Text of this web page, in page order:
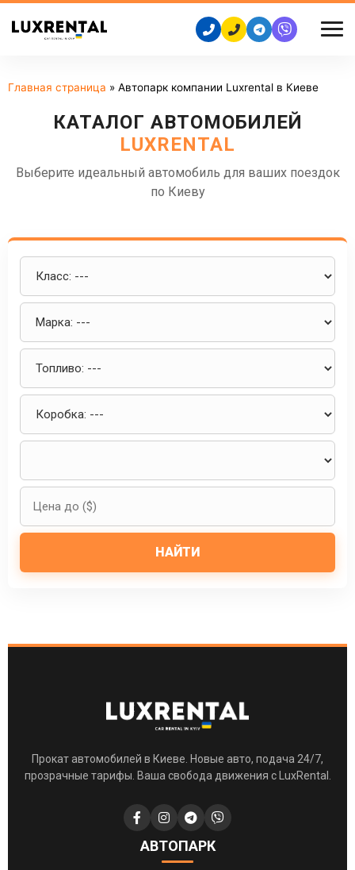
Главная страница » Автопарк компании Luxrental в Киеве
КАТАЛОГ АВТОМОБИЛЕЙ
LUXRENTAL
Выберите идеальный автомобиль для ваших поездок
по Киеву
НАЙТИ
Прокат автомобилей в Киеве. Новые авто, подача 24/7,
прозрачные тарифы. Ваша свобода движения с LuxRental.
АВТОПАРК